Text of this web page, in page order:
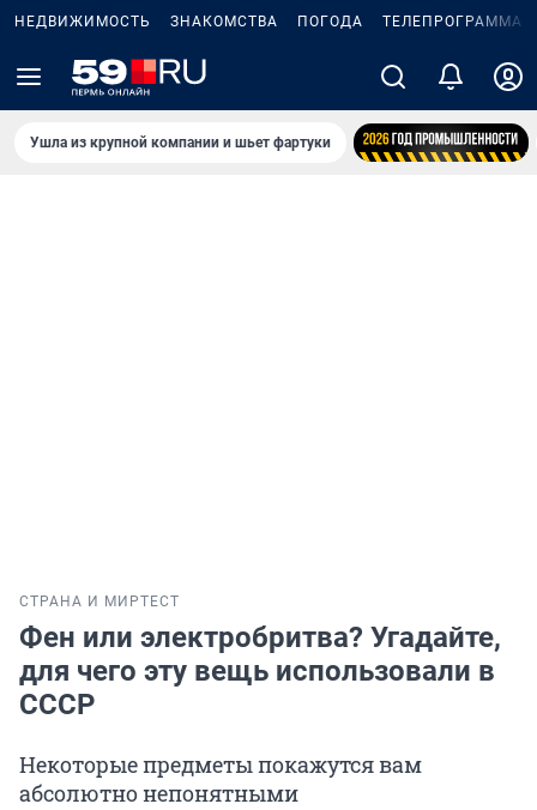
НЕДВИЖИМОСТЬ ЗНАКОМСТВА ПОГОДА ТЕЛЕПРОГРАММА
Ушла из крупной компании и шьет фартуки
СТРАНА И МИРТЕСТ
Фен или электробритва? Угадайте,
для чего эту вещь использовали в
СССР
Некоторые предметы покажутся вам
абсолютно непонятными